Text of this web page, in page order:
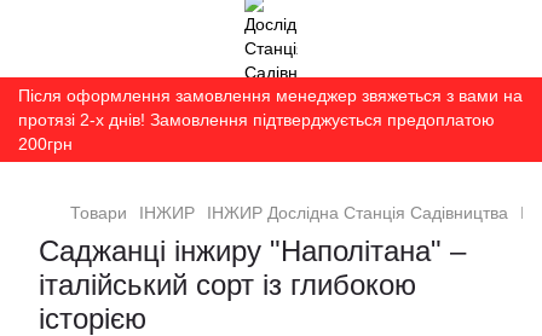
Після оформлення замовлення менеджер звяжеться з вами на
протязі 2-х днів! Замовлення підтверджується предоплатою
200грн
Товари ІНЖИР ІНЖИР Дослідна Станція Садівництва
Саджанці інжиру "Наполітана" –
італійський сорт із глибокою
історією